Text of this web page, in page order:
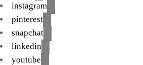
instagram
pinterest
snapchat
linkedin
youtube